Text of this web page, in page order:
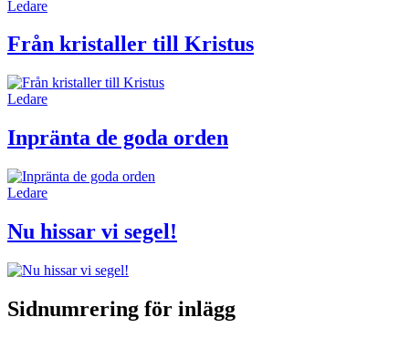
Ledare
Från kristaller till Kristus
Ledare
Inpränta de goda orden
Ledare
Nu hissar vi segel!
Sidnumrering för inlägg